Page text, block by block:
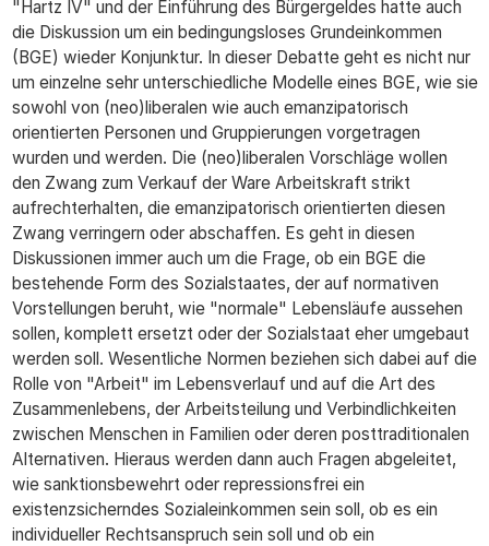
"Hartz IV" und der Einführung des Bürgergeldes hatte auch
die Diskussion um ein bedingungsloses Grundeinkommen
(BGE) wieder Konjunktur. In dieser Debatte geht es nicht nur
um einzelne sehr unterschiedliche Modelle eines BGE, wie sie
sowohl von (neo)liberalen wie auch emanzipatorisch
orientierten Personen und Gruppierungen vorgetragen
wurden und werden. Die (neo)liberalen Vorschläge wollen
den Zwang zum Verkauf der Ware Arbeitskraft strikt
aufrechterhalten, die emanzipatorisch orientierten diesen
Zwang verringern oder abschaffen. Es geht in diesen
Diskussionen immer auch um die Frage, ob ein BGE die
bestehende Form des Sozialstaates, der auf normativen
Vorstellungen beruht, wie "normale" Lebensläufe aussehen
sollen, komplett ersetzt oder der Sozialstaat eher umgebaut
werden soll. Wesentliche Normen beziehen sich dabei auf die
Rolle von "Arbeit" im Lebensverlauf und auf die Art des
Zusammenlebens, der Arbeitsteilung und Verbindlichkeiten
zwischen Menschen in Familien oder deren posttraditionalen
Alternativen. Hieraus werden dann auch Fragen abgeleitet,
wie sanktionsbewehrt oder repressionsfrei ein
existenzsicherndes Sozialeinkommen sein soll, ob es ein
individueller Rechtsanspruch sein soll und ob ein